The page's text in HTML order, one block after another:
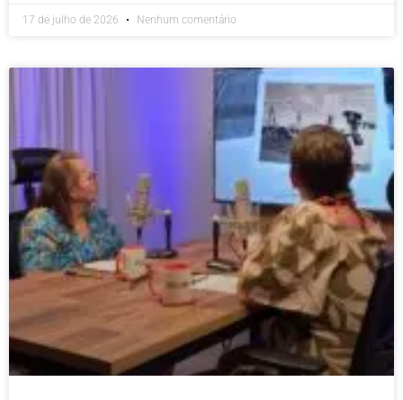
17 de julho de 2026 Nenhum comentário